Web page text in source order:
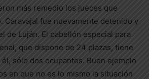
más remedio los jueces que
Caravajal fue nuevamente detenido y
de Luján. El pabellón especial para
que dispone de 24 plazas, tiene
sólo dos ocupantes. Buen ejemplo
en que no es lo mismo la situación